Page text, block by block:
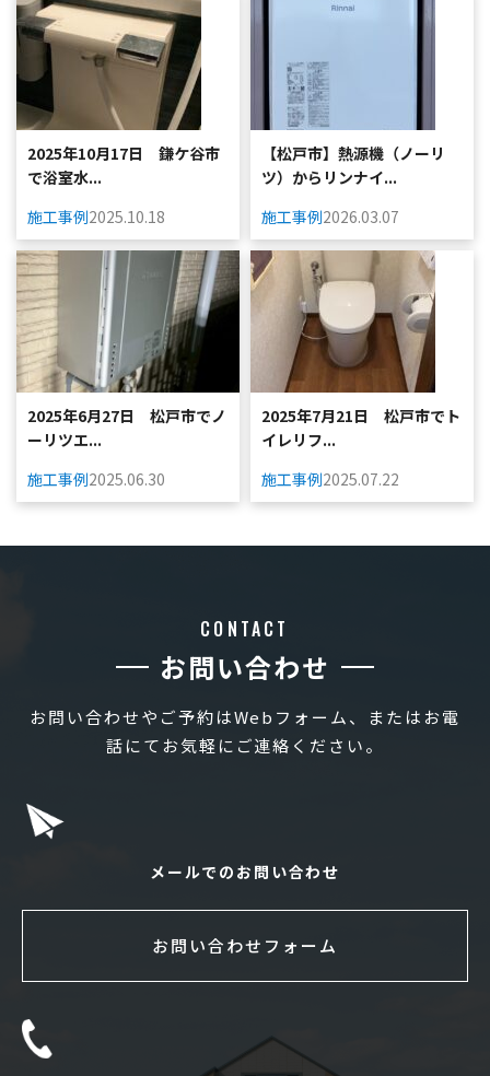
2025年10月17日 鎌ケ谷市
で浴室水...
施工事例2025.10.18
【松戸市】熱源機（ノーリ
ツ）からリンナイ...
施工事例2026.03.07
2025年6月27日 松戸市でノ
ーリツエ...
施工事例2025.06.30
2025年7月21日 松戸市でト
イレリフ...
施工事例2025.07.22
CONTACT
お問い合わせ
お問い合わせやご予約はWebフォーム、またはお電
話にてお気軽にご連絡ください。
メールでのお問い合わせ
お問い合わせフォーム